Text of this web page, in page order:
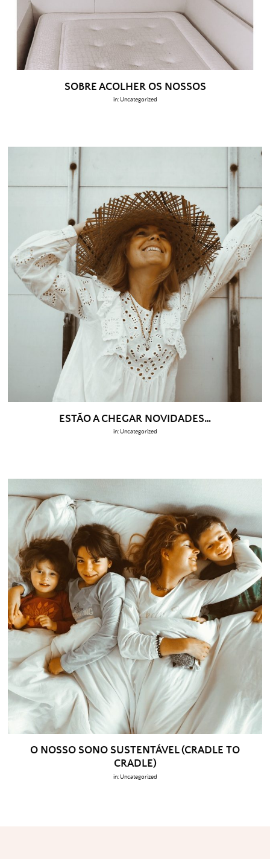
SOBRE ACOLHER OS NOSSOS
in: Uncategorized
ESTÃO A CHEGAR NOVIDADES…
in: Uncategorized
O NOSSO SONO SUSTENTÁVEL (CRADLE TO
CRADLE)
in: Uncategorized